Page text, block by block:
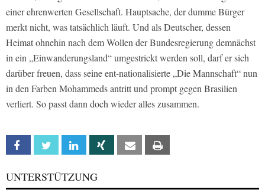
einer ehrenwerten Gesellschaft. Hauptsache, der dumme Bürger
merkt nicht, was tatsächlich läuft. Und als Deutscher, dessen
Heimat ohnehin nach dem Wollen der Bundesregierung demnächst
in ein „Einwanderungsland“ umgestrickt werden soll, darf er sich
darüber freuen, dass seine ent-nationalisierte „Die Mannschaft“ nun
in den Farben Mohammeds antritt und prompt gegen Brasilien
verliert. So passt dann doch wieder alles zusammen.
Facebook Twitter Linkedin Xing Email
UNTERSTÜTZUNG